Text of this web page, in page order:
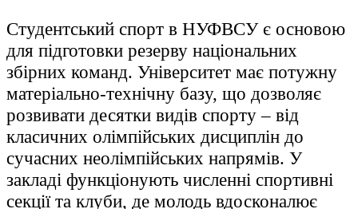
Студентський спорт в НУФВСУ є основою
для підготовки резерву національних
збірних команд. Університет має потужну
матеріально-технічну базу, що дозволяє
розвивати десятки видів спорту – від
класичних олімпійських дисциплін до
сучасних неолімпійських напрямів. У
закладі функціонують численні спортивні
секції та клуби, де молодь вдосконалює